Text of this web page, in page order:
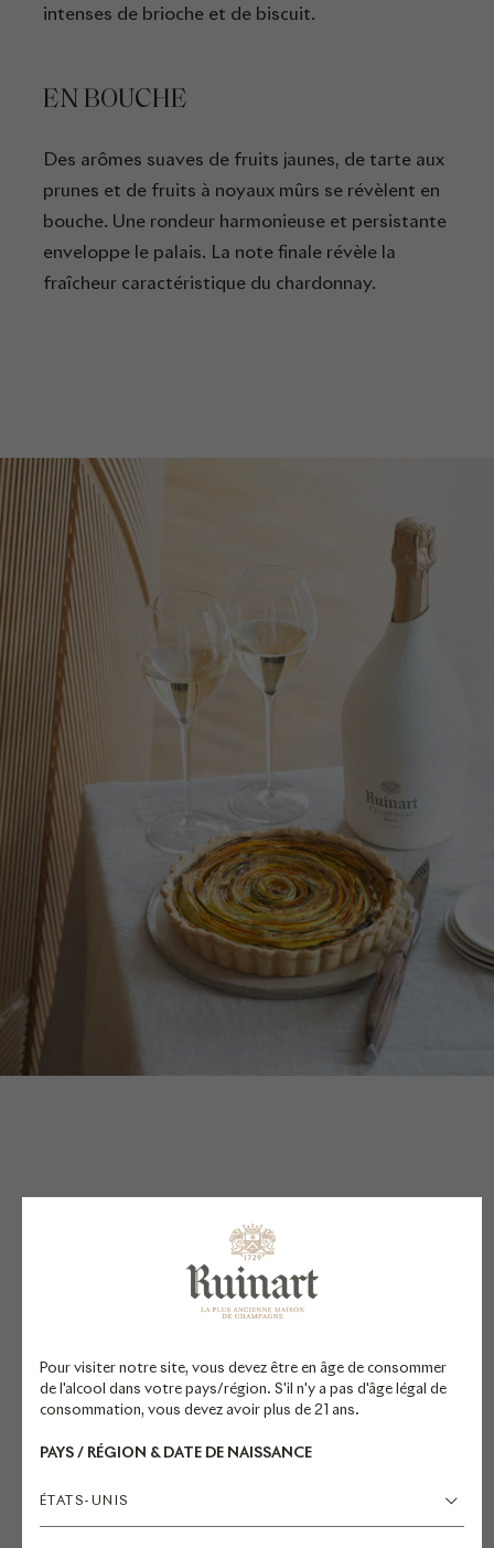
Pour visiter notre site, vous devez être en âge de consommer
de l'alcool dans votre pays/région. S'il n'y a pas d'âge légal de
consommation, vous devez avoir plus de 21 ans.
PAYS / RÉGION & DATE DE NAISSANCE
ÉTATS-UNIS
intenses de brioche et de biscuit.
EN BOUCHE
Des arômes suaves de fruits jaunes, de tarte aux
prunes et de fruits à noyaux mûrs se révèlent en
bouche. Une rondeur harmonieuse et persistante
enveloppe le palais. La note finale révèle la
fraîcheur caractéristique du chardonnay.
SUGGESTION
D'ACCORDS
Valérie Radou, cheffe en résidence
d’accorder ce champagne avec une
cuisine végétale ou encore avec du